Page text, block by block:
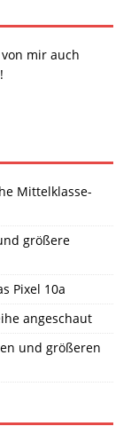
mir auch
Mittelklasse-
größere
Pixel 10a
angeschaut
und größeren